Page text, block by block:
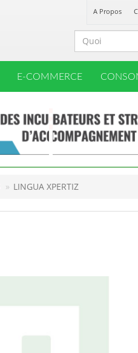
A Propos
E-COMMERCE
LINGUA XPERTIZ